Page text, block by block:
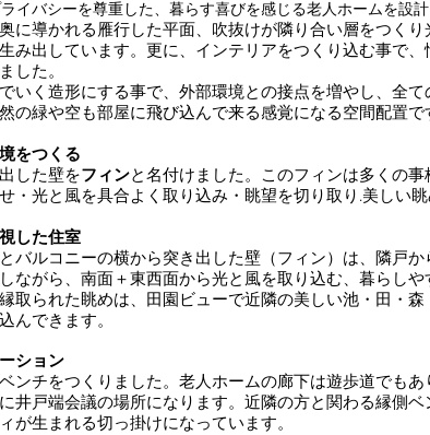
イバシーを尊重した、暮らす喜びを感じる老人ホームを設計
に導かれる雁行した平面、吹抜けが隣り合い層をつく
み出しています。更に、インテリアをつくり込む事で、
した。
いく造形にする事で、外部環境との接点を増やし、全て
の緑や空も部屋に飛び込んで来る感覚になる空間配置で
をつくる
した壁をフィンと名付けました。このフィンは多くの
・光と風を具合よく取り込み・眺望を切り取り.美しい眺
した住室
バルコニーの横から突き出した壁（フィン）は、隣戸
ながら、南面＋東西面から光と風を取り込む、暮らしや
取られた眺めは、田園ビューで近隣の美しい池・田・
んできます。
ション
ンチをつくりました。老人ホームの廊下は遊歩道でも
井戸端会議の場所になります。近隣の方と関わる縁側
が生まれる切っ掛けになっています。